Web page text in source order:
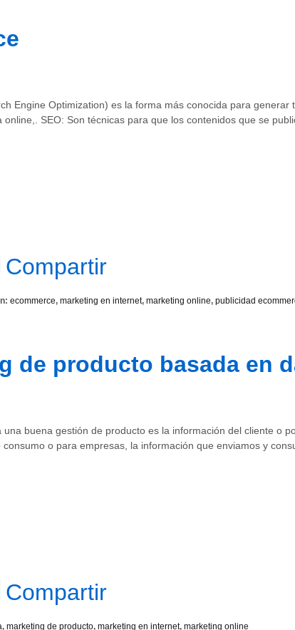
Engine Optimization) es la forma más conocida para
online,. SEO: Son técnicas para que los contenidos que se
LinkedIn
Compartir
ecommerce, marketing en internet, marketing online, publicidad
de producto basada en
una buena gestión de producto es la información del cliente o
consumo o para empresas, la información que enviamos y
LinkedIn
Compartir
, marketing de producto, marketing en internet, marketing online